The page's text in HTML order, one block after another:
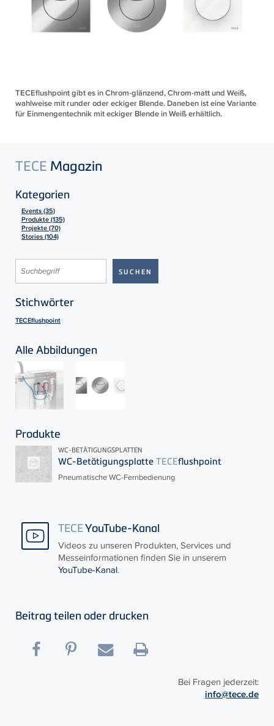
TECEflushpoint gibt es in Chrom-glänzend, Chrom-matt und Weiß,
wahlweise mit runder oder eckiger Blende. Daneben ist eine Variante
für Einmengentechnik mit eckiger Blende in Weiß erhältlich.
TECE Magazin
Kategorien
Events (35)
Produkte (135)
Projekte (70)
Stories (104)
Stichwörter
TECEflushpoint
Alle Abbildungen
Produkte
WC-BETÄTIGUNGSPLATTEN
WC-Betätigungsplatte TECEflushpoint
Pneumatische WC-Fernbedienung
TECEYouTube-Kanal
Videos zu unseren Produkten, Services und
Messeinformationen finden Sie in unserem
YouTube-Kanal.
Beitrag teilen oder drucken
Bei Fragen jederzeit:
info@tece.de